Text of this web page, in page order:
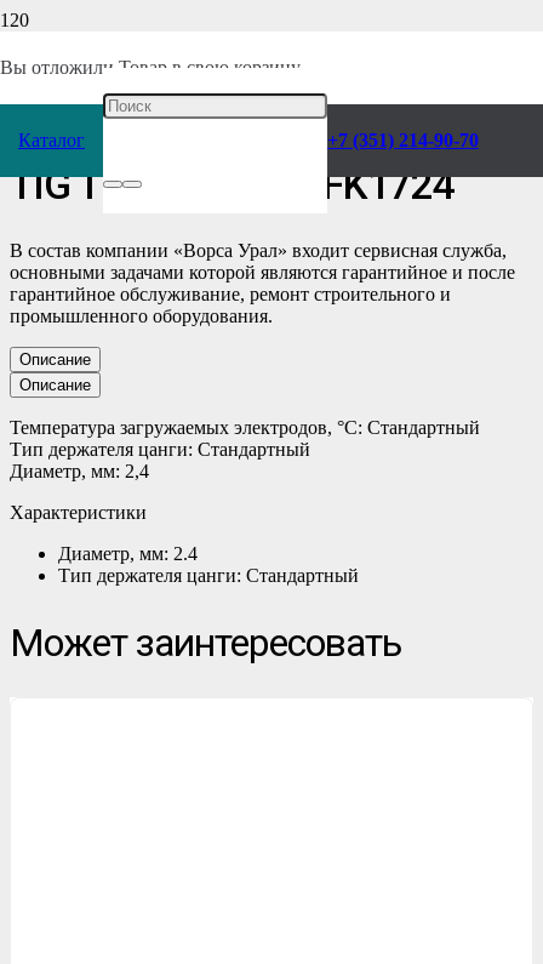
Вы отложили Товар в свою корзину.
Каталог +7 (351) 214-90-70
Держатели/Держатель цанги /
Держатель цанги d2,4 мм
TIG TP 17/18/26 JFK1724
В состав компании «Ворса Урал» входит сервисная служба,
основными задачами которой являются гарантийное и после
гарантийное обслуживание, ремонт строительного и
промышленного оборудования.
Описание
Описание
Температура загружаемых электродов, °C: Стандартный
Тип держателя цанги: Стандартный
Диаметр, мм: 2,4
Характеристики
Диаметр, мм: 2.4
Тип держателя цанги: Стандартный
Может заинтересовать